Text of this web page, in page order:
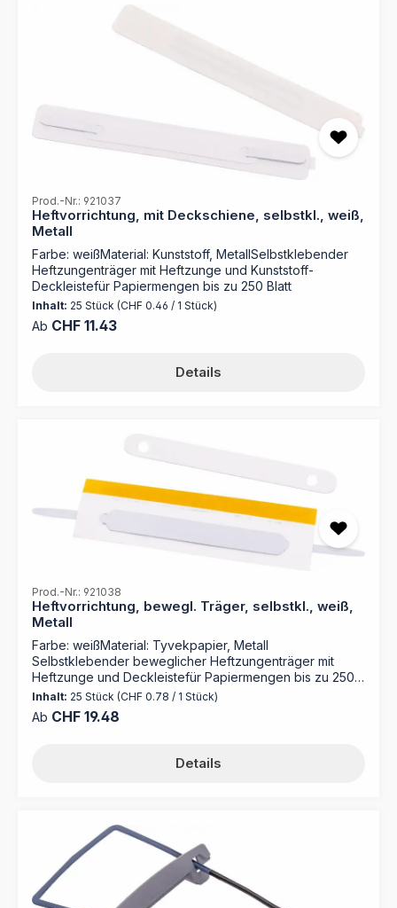
Prod.-Nr.: 921037
Heftvorrichtung, mit Deckschiene, selbstkl., weiß,
Metall
Farbe: weißMaterial: Kunststoff, MetallSelbstklebender
Heftzungenträger mit Heftzunge und Kunststoff-
Deckleistefür Papiermengen bis zu 250 Blatt
Inhalt: 25 Stück (CHF 0.46 / 1 Stück)
Regulärer Preis:
Ab CHF 11.43
Details
Prod.-Nr.: 921038
Heftvorrichtung, bewegl. Träger, selbstkl., weiß,
Metall
Farbe: weißMaterial: Tyvekpapier, Metall
Selbstklebender beweglicher Heftzungenträger mit
Heftzunge und Deckleistefür Papiermengen bis zu 250
Blattfür kaufm. und Behördenheftung
Inhalt: 25 Stück (CHF 0.78 / 1 Stück)
Regulärer Preis:
Ab CHF 19.48
Details